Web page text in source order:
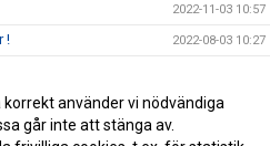
2022-11-03 10:57
! 2022-08-03 10:27
alla! 2022-01-07 09:51
alla! 2021-12-10 14:00
använder vi nödvändiga
går inte att stänga av.